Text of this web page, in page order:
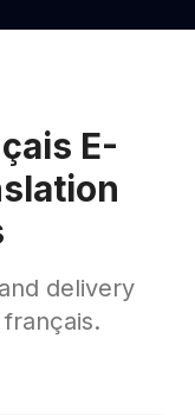
E-
delivery